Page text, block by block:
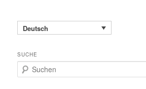
Deutsch
SUCHE
u